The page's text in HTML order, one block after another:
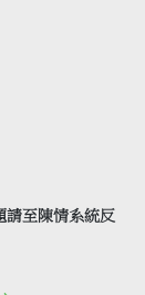
請至陳情系統反